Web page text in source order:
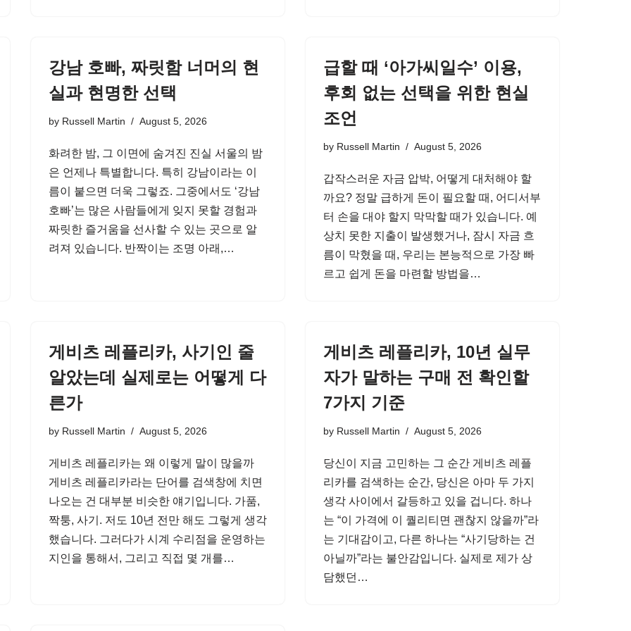
강남 호빠, 짜릿함 너머의 현
실과 현명한 선택
by Russell Martin August 5, 2026
화려한 밤, 그 이면에 숨겨진 진실 서울의 밤
은 언제나 특별합니다. 특히 강남이라는 이
름이 붙으면 더욱 그렇죠. 그중에서도 ‘강남
호빠’는 많은 사람들에게 잊지 못할 경험과
짜릿한 즐거움을 선사할 수 있는 곳으로 알
려져 있습니다. 반짝이는 조명 아래,…
급할 때 ‘아가씨일수’ 이용,
후회 없는 선택을 위한 현실
조언
by Russell Martin August 5, 2026
갑작스러운 자금 압박, 어떻게 대처해야 할
까요? 정말 급하게 돈이 필요할 때, 어디서부
터 손을 대야 할지 막막할 때가 있습니다. 예
상치 못한 지출이 발생했거나, 잠시 자금 흐
름이 막혔을 때, 우리는 본능적으로 가장 빠
르고 쉽게 돈을 마련할 방법을…
게비츠 레플리카, 사기인 줄
알았는데 실제로는 어떻게 다
른가
by Russell Martin August 5, 2026
게비츠 레플리카는 왜 이렇게 말이 많을까
게비츠 레플리카라는 단어를 검색창에 치면
나오는 건 대부분 비슷한 얘기입니다. 가품,
짝퉁, 사기. 저도 10년 전만 해도 그렇게 생각
했습니다. 그러다가 시계 수리점을 운영하는
지인을 통해서, 그리고 직접 몇 개를…
게비츠 레플리카, 10년 실무
자가 말하는 구매 전 확인할
7가지 기준
by Russell Martin August 5, 2026
당신이 지금 고민하는 그 순간 게비츠 레플
리카를 검색하는 순간, 당신은 아마 두 가지
생각 사이에서 갈등하고 있을 겁니다. 하나
는 “이 가격에 이 퀄리티면 괜찮지 않을까”라
는 기대감이고, 다른 하나는 “사기당하는 건
아닐까”라는 불안감입니다. 실제로 제가 상
담했던…